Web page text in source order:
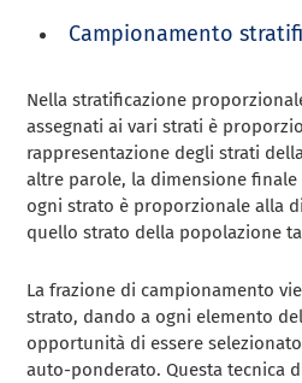
Campionamento
Nella stratificazione
assegnati ai vari strati è
rappresentazione degli strati
altre parole, la dimensione
ogni strato è proporzionale alla
quello strato della popolazione
La frazione di campionamento
strato, dando a ogni elemento
opportunità di essere
auto-ponderato. Questa tecnica